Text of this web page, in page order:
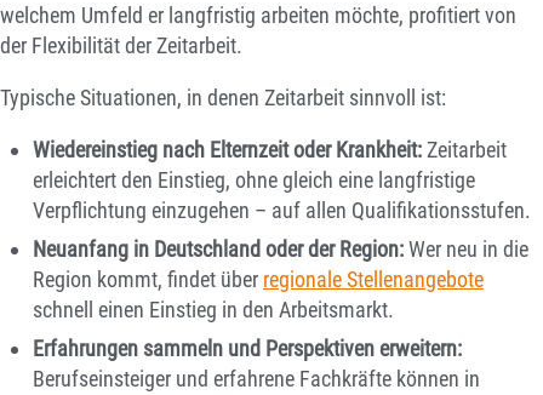
welchem Umfeld er langfristig arbeiten möchte, profitiert von
der Flexibilität der Zeitarbeit.
Typische Situationen, in denen Zeitarbeit sinnvoll ist:
Wiedereinstieg nach Elternzeit oder Krankheit:Zeitarbeit
erleichtert den Einstieg, ohne gleich eine langfristige
Verpflichtung einzugehen – auf allen Qualifikationsstufen.
Neuanfang in Deutschland oder der Region:Wer neu in die
Region kommt, findet über regionale Stellenangebote
schnell einen Einstieg in den Arbeitsmarkt.
Erfahrungen sammeln und Perspektiven erweitern:
Berufseinsteiger und erfahrene Fachkräfte können in